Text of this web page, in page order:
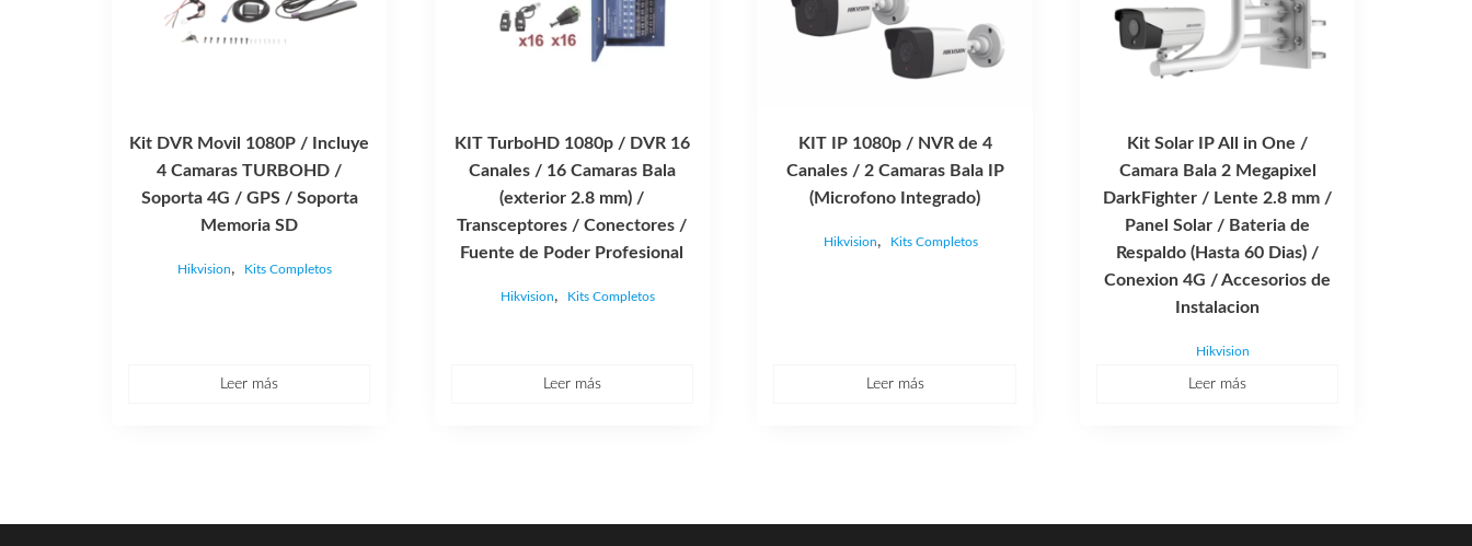
Kit DVR Movil 1080P / Incluye
4 Camaras TURBOHD /
Soporta 4G / GPS / Soporta
Memoria SD
Hikvision, Kits Completos
Leer más
KIT TurboHD 1080p / DVR 16
Canales / 16 Camaras Bala
(exterior 2.8 mm) /
Transceptores / Conectores /
Fuente de Poder Profesional
Hikvision, Kits Completos
Leer más
KIT IP 1080p / NVR de 4
Canales / 2 Camaras Bala IP
(Microfono Integrado)
Hikvision, Kits Completos
Leer más
Kit Solar IP All in One /
Camara Bala 2 Megapixel
DarkFighter / Lente 2.8 mm /
Panel Solar / Bateria de
Respaldo (Hasta 60 Dias) /
Conexion 4G / Accesorios de
Instalacion
Hikvision
Leer más